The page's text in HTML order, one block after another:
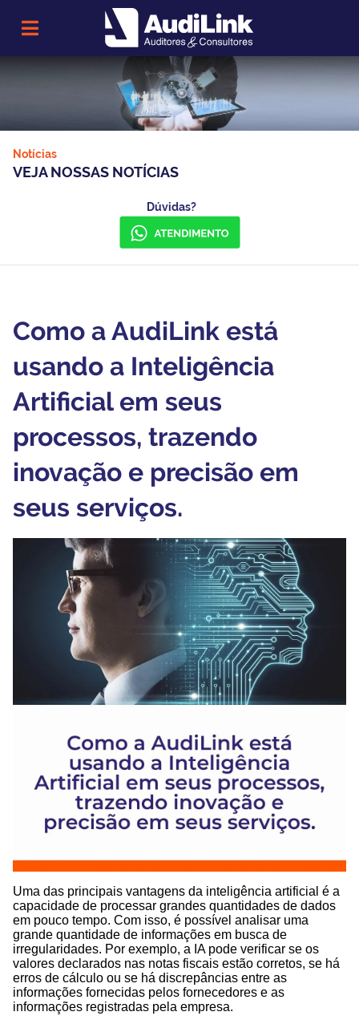
Notícias
VEJA NOSSAS NOTÍCIAS
Dúvidas?
Como a AudiLink está
usando a Inteligência
Artificial em seus
processos, trazendo
inovação e precisão em
seus serviços.
Uma das principais vantagens da inteligência artificial é a
capacidade de processar grandes quantidades de dados
em pouco tempo. Com isso, é possível analisar uma
grande quantidade de informações em busca de
irregularidades. Por exemplo, a IA pode verificar se os
valores declarados nas notas fiscais estão corretos, se há
erros de cálculo ou se há discrepâncias entre as
informações fornecidas pelos fornecedores e as
informações registradas pela empresa.